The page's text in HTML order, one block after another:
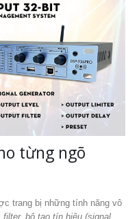
từng ngõ
trang bị những tính năng vô
filter, bộ tạo tín hiệu (signal